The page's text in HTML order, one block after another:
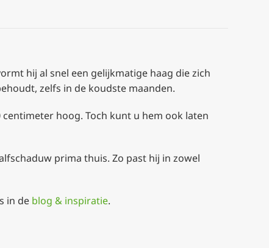
hij al snel een gelijkmatige haag die zich
zelfs in de koudste maanden.
hoog. Toch kunt u hem ook laten
prima thuis. Zo past hij in zowel
in de blog & inspiratie.